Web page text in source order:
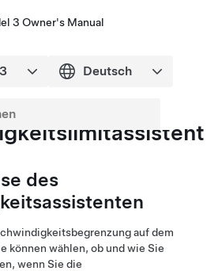
3 Owner's Manual
des
aufdem
können wählen, ob und wie Sie
wenn Sie die